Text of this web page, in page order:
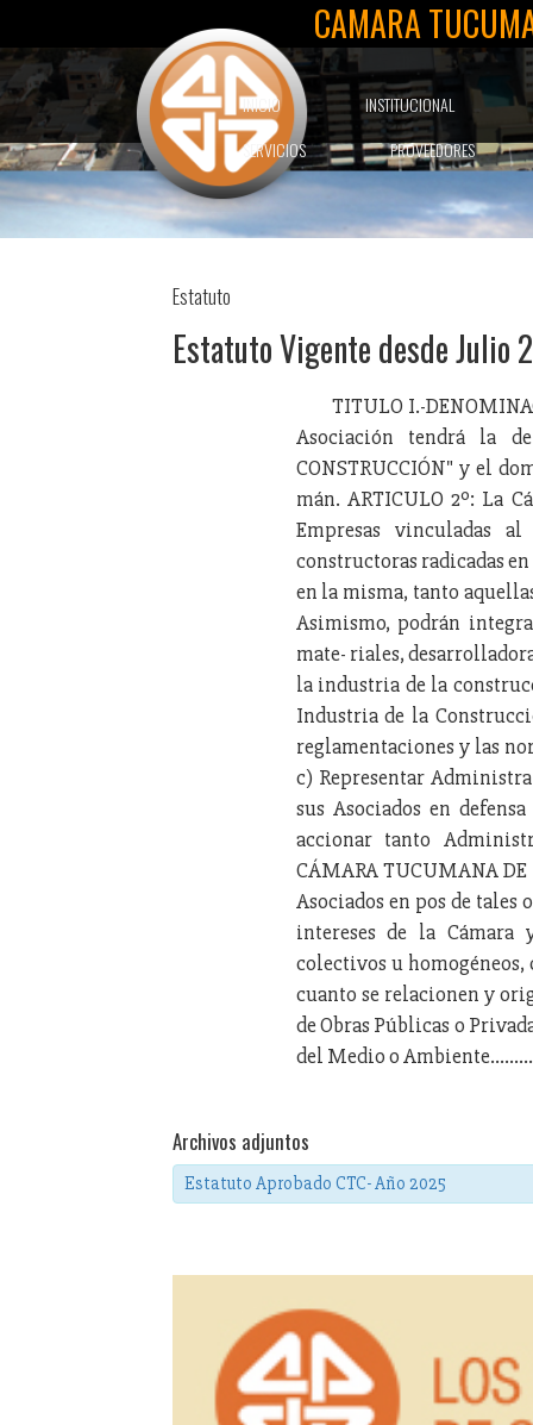
CAMARA
INICIO
INSTITUCIONAL
SERVICIOS
PROVEEDORES
Estatuto
Estatuto Vigente desde Julio
TITULO I.-
Asociación tendrá la
CONSTRUCCIÓN" y el
mán. ARTICULO 2º: La
Empresas vinculadas
constructoras radicadas
en la misma, tanto
Asimismo, podrán
mate- riales,
la industria de la
Industria de la
reglamentaciones y las
c) Representar
sus Asociados en
accionar tanto
CÁMARA TUCUMANA
Asociados en pos de tales
intereses de la Cámara
colectivos u
cuanto se relacionen y
de Obras Públicas o
del Medio o
Archivos adjuntos
Estatuto Aprobado CTC- Año 2025